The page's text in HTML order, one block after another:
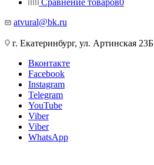
Сравнение товаров0
atvural@bk.ru
г. Екатеринбург, ул. Артинская 23Б
Вконтакте
Facebook
Instagram
Telegram
YouTube
Viber
Viber
WhatsApp